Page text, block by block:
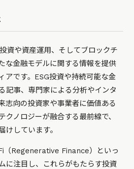
資や資産運用、そしてブロックチ
な金融モデルに関する情報を提供
アです。ESG投資や持続可能な金
記事、専門家による分析やインタ
志向の投資家や事業者に価値ある
クノロジーが融合する最前線で、
けしています。
（Regenerative Finance）といっ
に注目し、これらがもたらす投資